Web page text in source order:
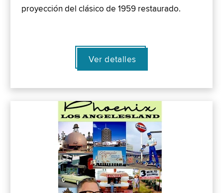
proyección del clásico de 1959 restaurado.
Ver detalles